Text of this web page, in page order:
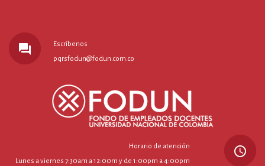
forum
Escríbenos
pqrsfodun@fodun.com.co
Horario de atención
Lunes a viernes 7:30am a 12:00m y de 1:00pm a 4:00pm
query_builder